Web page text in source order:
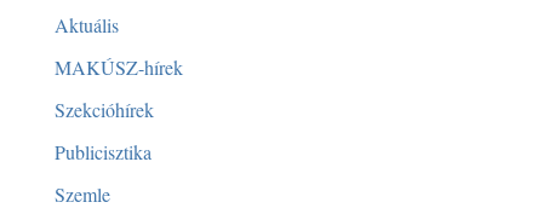
Aktuális
MAKÚSZ-hírek
Szekcióhírek
Publicisztika
Szemle